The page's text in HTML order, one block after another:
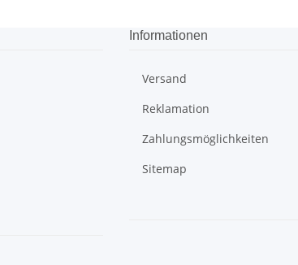
Informationen
Versand
Reklamation
Zahlungsmöglichkeiten
Sitemap